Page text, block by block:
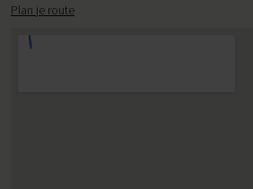
Plan je route